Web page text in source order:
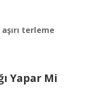
terleme
Yapar Mi